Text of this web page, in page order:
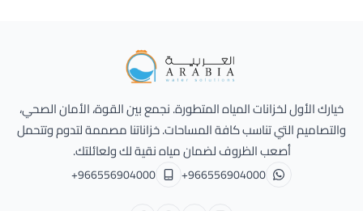
خيارك الأول لخزانات المياه المتطورة. نجمع بين القوة، الأمان الصحي،
والتصاميم التي تناسب كافة المساحات. خزاناتنا مصممة لتدوم وتتحمل
أصعب الظروف لضمان مياه نقية لك ولعائلتك.
+966556904000
+966556904000